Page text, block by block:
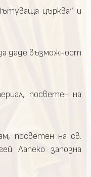
църква“ и
даде възможност
посветен на
посветен на св.
Лапеко запозна